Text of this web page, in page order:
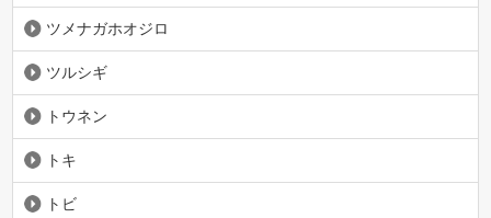
ツメナガホオジロ
ツルシギ
トウネン
トキ
トビ